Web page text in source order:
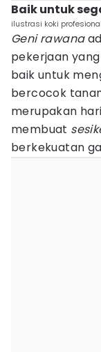
Baik untuk
ilustrasi koki
Geni rawana
pekerjaan
baik untuk
bercocok
merupakan
membuat
berkekuatan